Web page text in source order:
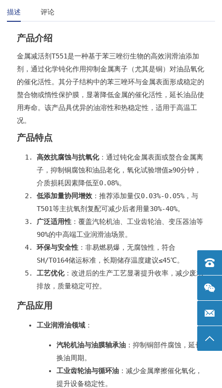
描述 评论
产品介绍
金属减活剂T551是一种基于苯三唑衍生物的高效润滑油添加
剂，通过化学钝化作用抑制金属离子（尤其是铜）对油品氧化
的催化活性。其分子结构中的苯三唑环与金属表面形成稳定的
螯合物或惰性保护膜，显著降低金属的催化活性，延长油品使
用寿命。该产品具优异的油溶性和热稳定性，适用于高温工
况。
产品特点
高效抗腐蚀与抗氧化：通过钝化金属表面或螯合金属离
子，抑制铜腐蚀和油品老化，氧化试验增值≥90分钟，
介质损耗因素降低至0.08%。
低添加量协同增效 ：推荐添加量仅0.03%-0.05%，与
T501等主抗氧剂复配可减少后者用量30%-40%。
广泛适用性 ：覆盖汽轮机油、工业齿轮油、变压器油等
90%的中高端工业润滑油场景。
环保与安全性 ：非易燃易爆，无腐蚀性，符合
SH/T0164储运标准，长期储存温度建议≤45℃。
工艺优化：改进后的生产工艺显著提升收率，减少废水
排放，质量稳定可控。
产品应用
工业润滑油领域 ：
汽轮机油与油膜轴承油 ：抑制铜部件腐蚀，延长
换油周期。
工业齿轮油与循环油 ：减少金属摩擦催化氧化，
提升设备稳定性。
电话
邮箱
返回